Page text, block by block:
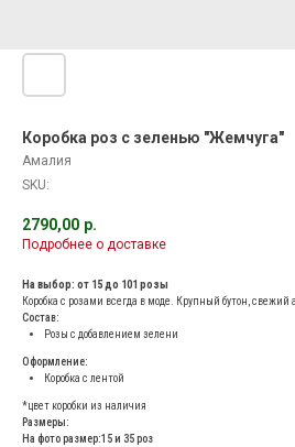
Коробка роз с зеленью "Жемчуга"
Амалия
SKU:
2790,00 р.
Подробнее о доставке
На выбор: от 15 до 101 розы
Коробка с розами всегда в моде. Крупный бутон, свежий
Состав:
Розы с добавлением зелени
Оформление:
Коробка с лентой
*цвет коробки из наличия
Размеры:
На фото размер:15 и 35 роз